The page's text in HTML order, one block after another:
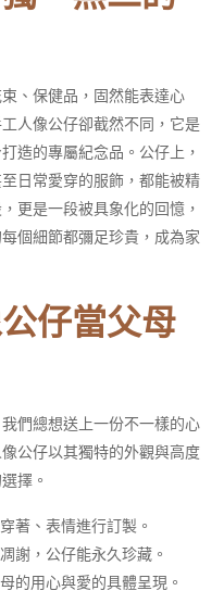
、保健品，固然能表達心
人像公仔卻截然不同，它是
造的專屬紀念品。公仔上，
日常愛穿的服飾，都能被精
更是一段被具象化的回憶，
個細節都彌足珍貴，成為家
仔當父母
們總想送上一份不一樣的心
公仔以其獨特的外觀與高度
擇。
著、表情進行訂製。
謝，公仔能永久珍藏。
的用心與愛的具體呈現。